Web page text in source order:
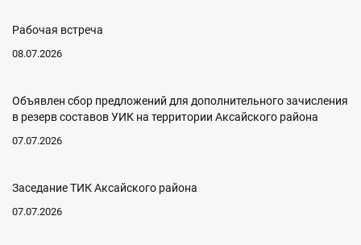
Рабочая встреча
08.07.2026
Объявлен сбор предложений для дополнительного зачисления
в резерв составов УИК на территории Аксайского района
07.07.2026
Заседание ТИК Аксайского района
07.07.2026